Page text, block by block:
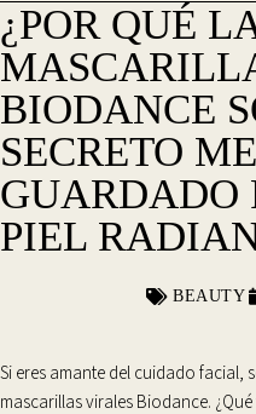
¿POR QUÉ
BIODANCE
SECRETO
GUARDADO
PIEL
BEAUTY
Si eres amante del cuidado facial,
mascarillas virales Biodance.